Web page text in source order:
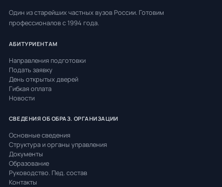
Один из старейших частных вузов России. Готовим
профессионалов с 1994 года.
АБИТУРИЕНТАМ
Направления подготовки
Подать заявку
День открытых дверей
Гибкая оплата
Новости
СВЕДЕНИЯ ОБ ОБРАЗ. ОРГАНИЗАЦИИ
Основные сведения
Структура и органы управления
Документы
Образование
Руководство. Пед. состав
Контакты